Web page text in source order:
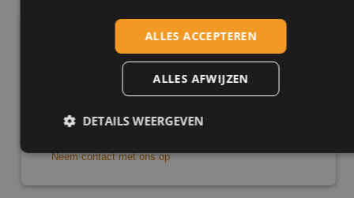
Heb je nog vragen?
Bekijk dan de veelgestelde vragen. Staat je vraag er niet
tussen? Neem dan contact met ons op, wij helpen je graag
Neem contact met ons op
ALLES ACCEPTEREN
ALLES AFWIJZEN
DETAILS WEERGEVEN
Strikt noodzakelijk Prestatie
Targeting